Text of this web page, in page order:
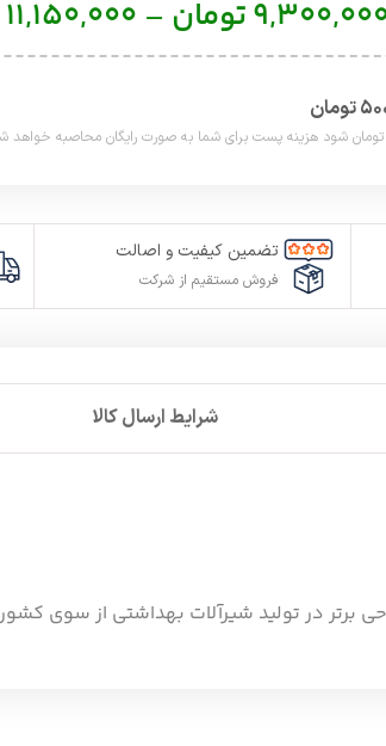
تومان –
11,150,000
تضمین کیفیت و اصالت
فروش مستقیم از شرکت
شرایط ارسال کالا